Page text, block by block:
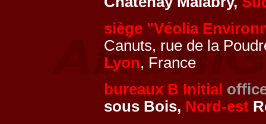
siège "Véolia
Canuts, rue de la
Lyon, France
bureaux B Initial
sous Bois, Nord-est